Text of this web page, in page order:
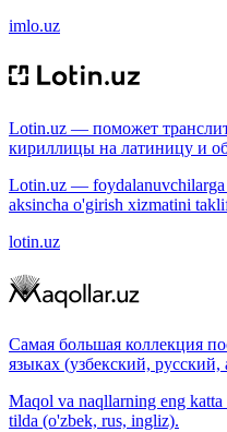
imlo.uz
Lotin.uz — поможет
кириллицы на латиницу и
Lotin.uz — foydalanuvchilarga
aksincha o'girish xizmatini
lotin.uz
Самая большая коллекция
языках (узбекский, русский,
Maqol va naqllarning eng
tilda (o'zbek, rus, ingliz).